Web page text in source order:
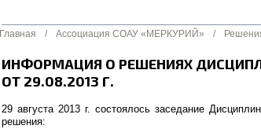
Главная / Ассоциация СОАУ «МЕРКУРИЙ» /
ИНФОРМАЦИЯ О РЕШЕНИЯХ
ОТ 29.08.2013 Г.
29 августа 2013 г. состоялось заседание
решения: